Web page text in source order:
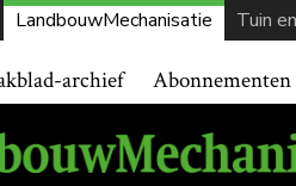
LandbouwMechanisatie Tuin
archief Abonnementen